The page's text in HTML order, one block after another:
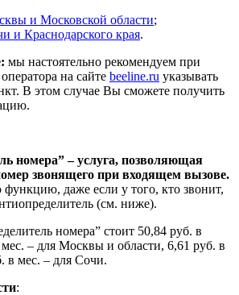
и Московской области;
и Краснодарского края.
мы настоятельно рекомендуем при
на сайте beeline.ru указывать
В этом случае Вы сможете получить
номера” – услуга, позволяющая
звонящего при входящем вызове.
даже если у того, кто звонит,
(см. ниже).
номера” стоит 50,84 руб. в
– для Москвы и области, 6,61 руб. в
в мес. – для Сочи.
: